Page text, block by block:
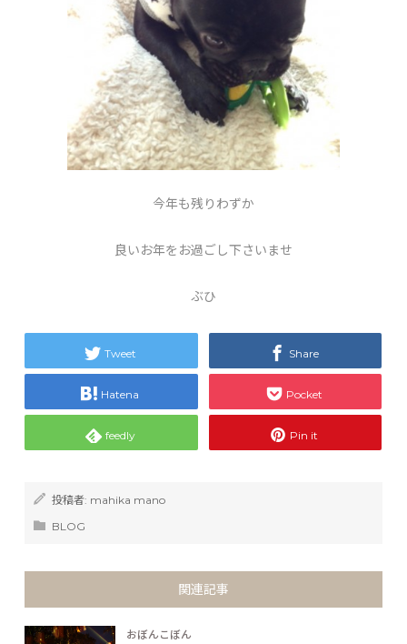
今年も残りわずか
良いお年をお過ごし下さいませ
ぶひ
Tweet Share
Hatena Pocket
feedly Pin it
投稿者: mahika mano
BLOG
関連記事
おぼんこぼん